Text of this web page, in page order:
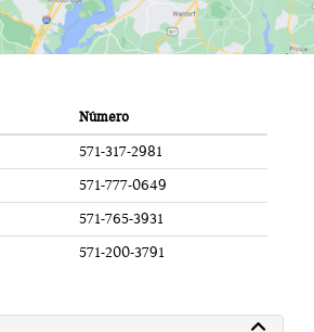
Número
571-317-2981
571-777-0649
571-765-3931
571-200-3791